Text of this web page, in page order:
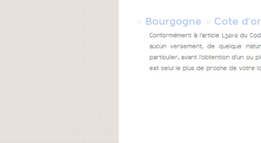
Bourgogne Cote d'or